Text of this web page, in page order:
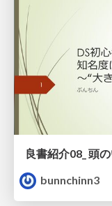
bunnchinn3